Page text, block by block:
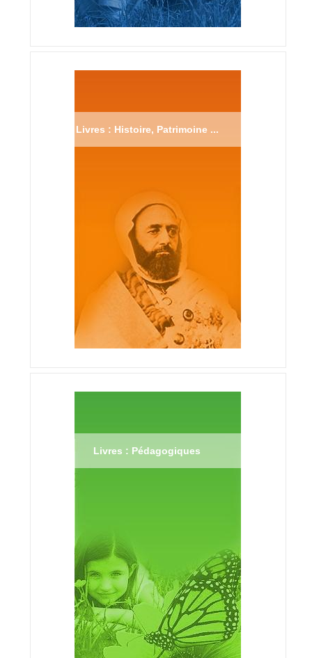
Livres : Histoire, Patrimoine ...
Livres : Pédagogiques